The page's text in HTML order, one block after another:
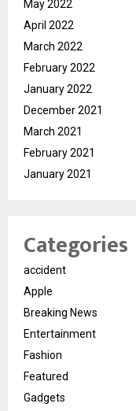
May 2022
April 2022
March 2022
February 2022
January 2022
December 2021
March 2021
February 2021
January 2021
Categories
accident
Apple
Breaking News
Entertainment
Fashion
Featured
Gadgets